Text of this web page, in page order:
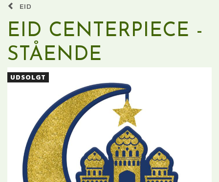
EID
EID CENTERPIECE -
STÅENDE
UDSOLGT